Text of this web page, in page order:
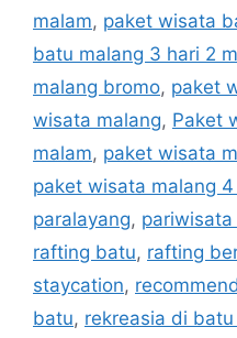
malam, paket wisata
batu malang 3 hari 2
malang bromo, paket
wisata malang, Paket
malam, paket wisata
paket wisata malang
paralayang,
rafting batu, rafting
staycation,
batu, rekreasia di